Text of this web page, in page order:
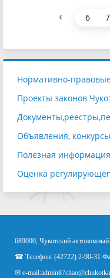
‹ 6 7
Нормативно-
Проекты законов
Объявления,
Полезная информация
Оценка
689000, Чукотский
☎ Телефон: (42722) 2-90-31
✉ e-mail: